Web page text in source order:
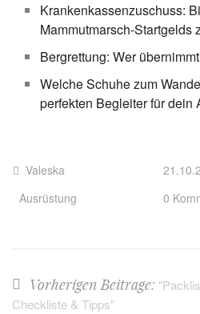
Krankenkassenzuschuss:
Mammutmarsch-Startgelds
Bergrettung: Wer
Welche Schuhe zum
perfekten Begleiter für dein
Valeska
Ausrüstung
0
Vorherigen Beitrage:
Checkliste & Tipps"